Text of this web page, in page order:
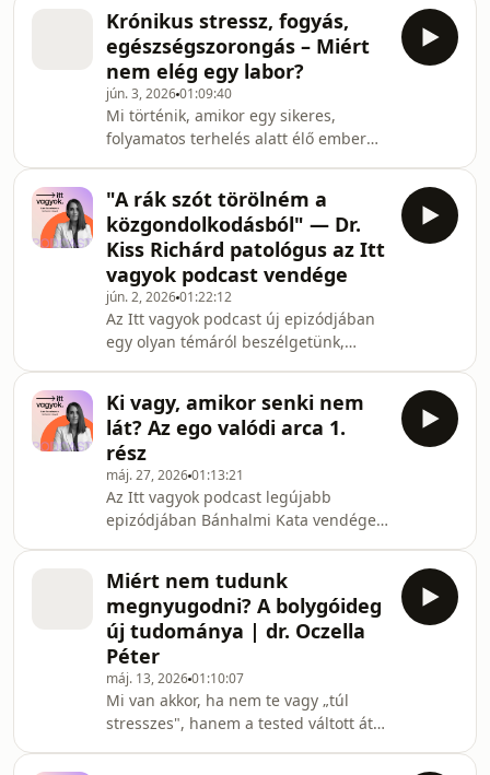
az epizód azoknak
párkapcsolatainkban. Amikor valaki
igazán közel kerül hozzánk, egyszerre
vágyunk a kapcsolódásra és félünk
attól, hogy valóban meglátnak
bennünket. Az Itt vagyok podcast
legújabb epizódjában Bánhalmi Kata
és Tóth Andrea Beáta theta healing
oktató, Vipassana meditáci
Krónikus stressz, fogyás,
egészségszorongás – Miért
nem elég egy labor?
jún. 3, 202601:09:40
Mi történik, amikor egy sikeres,
folyamatos terhelés alatt élő ember
életével? Az Itt vagyok podcast
legújabb epizódjában Bánhalmi Kata
vendégei Dr. Balázs Anna, a Complex
Medical Centre Déli Klinika alapító-
orvos igazgatója és Illés Gabriella
televíziós producer, aki őszintén mesél
saját egészségügyi útjáról, a
kiégéshez vezető jel
"A rák szót törölném a
közgondolkodásból" — Dr.
Kiss Richárd patológus az Itt
vagyok podcast vendége
jún. 2, 202601:22:12
Az Itt vagyok podcast új epizódjában
egy olyan témáról beszélgetünk,
betegségekről. Vendégem Dr. Kiss
Richárd, patológus, rákkutató és a
Rákkutatók Alapítvány képviselője,
akivel közérthetően, mégis
tudományosan megalapozott módon
beszélgetünk arról, mi történik a
testünkben, amikor daganat alakul ki,
hogyan kapcsolódik mindez az él
Ki vagy, amikor senki nem
lát? Az ego valódi arca 1.
rész
máj. 27, 202601:13:21
Az Itt vagyok podcast legújabb
epizódjában Bánhalmi Kata vendége
belemerülnek az ego működésébe, az
önazonosság kérdésébe és abba,
hogyan alakítja a modern világ a
kapcsolatainkat. 📱 Hogyan hat ránk a
social media? 🪞 Mi történik, ha túl
sokáig szerepeket játszunk? 💔 Miért
lett ennyire gyakori a magány? 🧠
Hogyan távolodunk el saját mag
Miért nem tudunk
megnyugodni? A bolygóideg
új tudománya | dr. Oczella
Péter
máj. 13, 202601:10:07
Mi van akkor, ha nem te vagy „túl
stresszes", hanem a tested váltott át